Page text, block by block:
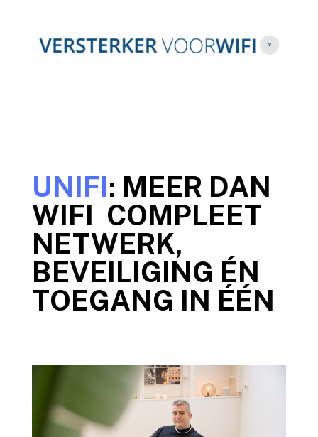
UNIFI: MEER DAN
WIFI COMPLEET
NETWERK,
BEVEILIGING ÉN
TOEGANG IN ÉÉN